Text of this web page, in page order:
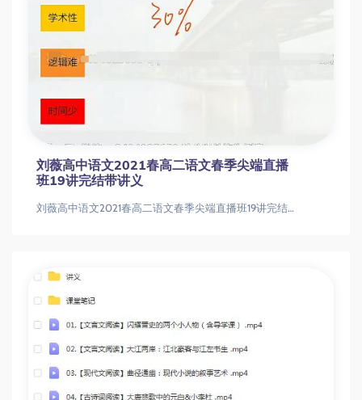
刘薇高中语文2021春高二语文春季尖端直播
班19讲完结带讲义
刘薇高中语文2021春高二语文春季尖端直播班19讲完结带讲义刘薇高中语文2021春高二语文春季尖端直播班19讲完结带讲义